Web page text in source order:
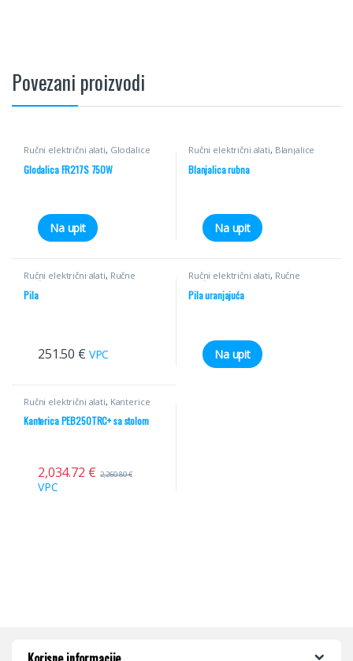
Povezani proizvodi
Ručni električni alati, Glodalice
Glodalica FR217S 750W
Na upit
Ručni električni alati, Blanjalice
Blanjalica rubna
Na upit
Ručni električni alati, Ručne
kružne pile
Pila
251.50 € VPC
Ručni električni alati, Ručne
kružne pile
Pila uranjajuća
Na upit
Ručni električni alati, Kanterice
Kanterica PEB250TRC+ sa stolom
2,034.72 € 2,260.80€
VPC